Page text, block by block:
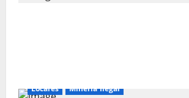
Locales Mineria Ilegal